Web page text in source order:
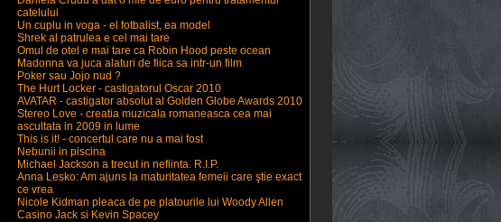
catelului
Un cuplu in voga - el fotbalist, ea model
Shrek al patrulea e cel mai tare
Omul de otel e mai tare ca Robin Hood peste ocean
Madonna va juca alaturi de fiica sa intr-un film
Poker sau Jojo nud ?
The Hurt Locker - castigatorul Oscar 2010
AVATAR - castigator absolut al Golden Globe Awards 2010
Stereo Love - creatia muzicala romaneasca cea mai
ascultata in 2009 in lume
This is it! - concertul care nu a mai fost
Nebunii in piscina
Michael Jackson a trecut in nefiinta. R.I.P.
Anna Lesko: Am ajuns la maturitatea femeii care ştie exact
ce vrea
Nicole Kidman pleaca de pe platourile lui Woody Allen
Casino Jack si Kevin Spacey